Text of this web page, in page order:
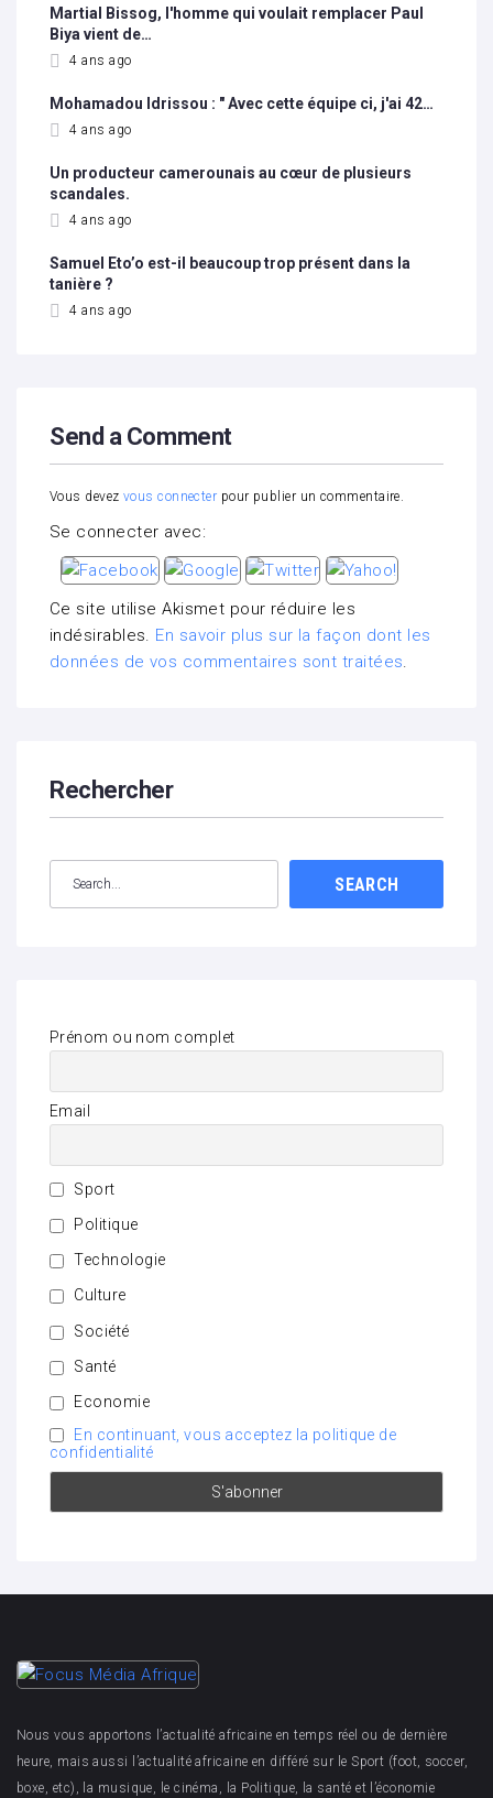
Martial Bissog, l'homme qui voulait remplacer Paul
Biya vient de…
4 ans ago
Mohamadou Idrissou : " Avec cette équipe ci, j'ai 42…
4 ans ago
Un producteur camerounais au cœur de plusieurs
scandales.
4 ans ago
Samuel Eto’o est-il beaucoup trop présent dans la
tanière ?
4 ans ago
Send a Comment
Vous devez vous connecter pour publier un commentaire.
Se connecter avec:
Ce site utilise Akismet pour réduire les
indésirables. En savoir plus sur la façon dont les
données de vos commentaires sont traitées.
Rechercher
SEARCH
Prénom ou nom complet
Email
Sport
Politique
Technologie
Culture
Société
Santé
Economie
En continuant, vous acceptez la politique de
confidentialité
Nous vous apportons l’actualité africaine en temps réel ou de dernière
heure, mais aussi l’actualité africaine en différé sur le Sport (foot, soccer,
boxe, etc), la musique, le cinéma, la Politique, la santé et l’économie